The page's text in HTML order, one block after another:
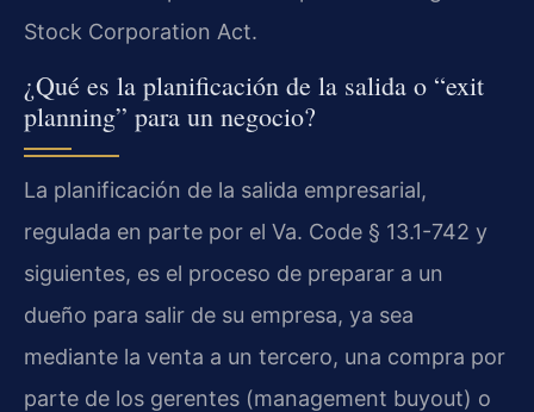
Stock Corporation Act.
¿Qué es la planificación de la salida o “exit
planning” para un negocio?
La planificación de la salida empresarial,
regulada en parte por el Va. Code § 13.1-742 y
siguientes, es el proceso de preparar a un
dueño para salir de su empresa, ya sea
mediante la venta a un tercero, una compra por
parte de los gerentes (management buyout) o